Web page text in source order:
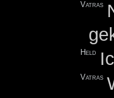
Vatras
Held
Vatras